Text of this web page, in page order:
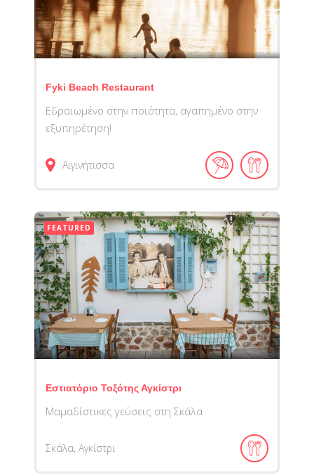
Fyki Beach Restaurant
Εδραιωμένο στην ποιότητα, αγαπημένο στην
εξυπηρέτηση!
Αιγινήτισσα
FEATURED
Εστιατόριο Τοξότης Αγκίστρι
Μαμαδίστικες γεύσεις στη Σκάλα
Σκάλα, Αγκίστρι